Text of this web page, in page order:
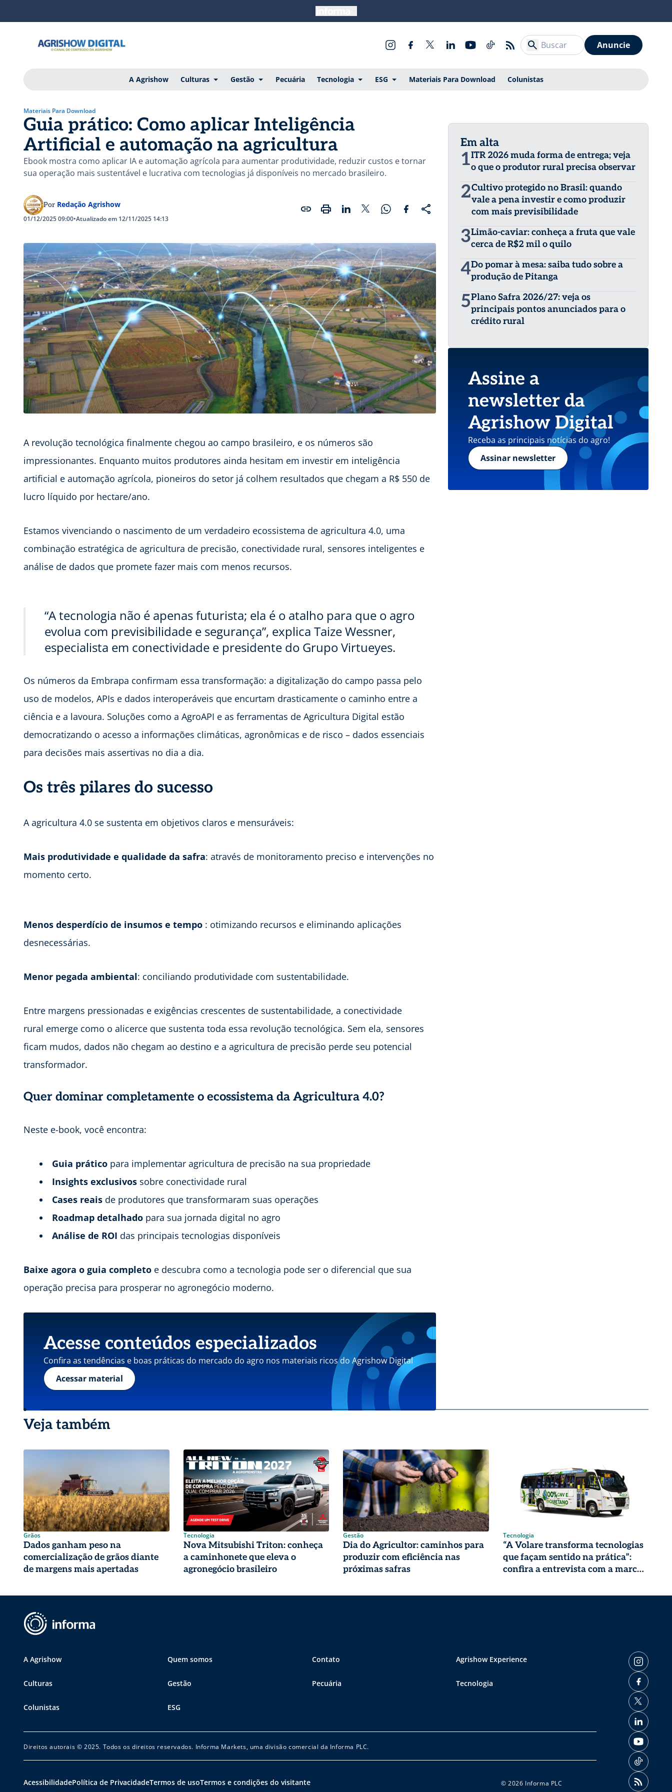
Anuncie
A Agrishow Culturas Gestão Pecuária Tecnologia ESG Materiais Para Download Colunistas
Materiais Para Download
Guia prático: Como aplicar Inteligência
Artificial e automação na agricultura
Ebook mostra como aplicar IA e automação agrícola para aumentar produtividade, reduzir custos e tornar
sua operação mais sustentável e lucrativa com tecnologias já disponíveis no mercado brasileiro.
Por Redação Agrishow
01/12/2025 09:00•Atualizado em 12/11/2025 14:13
A revolução tecnológica finalmente chegou ao campo brasileiro, e os números são
impressionantes. Enquanto muitos produtores ainda hesitam em investir em inteligência
artificial e automação agrícola, pioneiros do setor já colhem resultados que chegam a R$ 550 de
lucro líquido por hectare/ano.
Estamos vivenciando o nascimento de um verdadeiro ecossistema de agricultura 4.0, uma
combinação estratégica de agricultura de precisão, conectividade rural, sensores inteligentes e
análise de dados que promete fazer mais com menos recursos.
“A tecnologia não é apenas futurista; ela é o atalho para que o agro
evolua com previsibilidade e segurança”, explica Taize Wessner,
especialista em conectividade e presidente do Grupo Virtueyes.
Os números da Embrapa confirmam essa transformação: a digitalização do campo passa pelo
uso de modelos, APIs e dados interoperáveis que encurtam drasticamente o caminho entre a
ciência e a lavoura. Soluções como a AgroAPI e as ferramentas de Agricultura Digital estão
democratizando o acesso a informações climáticas, agronômicas e de risco – dados essenciais
para decisões mais assertivas no dia a dia.
Os três pilares do sucesso
A agricultura 4.0 se sustenta em objetivos claros e mensuráveis:
Mais produtividade e qualidade da safra: através de monitoramento preciso e intervenções no
momento certo.
Menos desperdício de insumos e tempo : otimizando recursos e eliminando aplicações
desnecessárias.
Menor pegada ambiental: conciliando produtividade com sustentabilidade.
Entre margens pressionadas e exigências crescentes de sustentabilidade, a conectividade
rural emerge como o alicerce que sustenta toda essa revolução tecnológica. Sem ela, sensores
ficam mudos, dados não chegam ao destino e a agricultura de precisão perde seu potencial
transformador.
Quer dominar completamente o ecossistema da Agricultura 4.0?
Neste e-book, você encontra:
Guia prático para implementar agricultura de precisão na sua propriedade
Insights exclusivos sobre conectividade rural
Cases reais de produtores que transformaram suas operações
Roadmap detalhado para sua jornada digital no agro
Análise de ROI das principais tecnologias disponíveis
Baixe agora o guia completo e descubra como a tecnologia pode ser o diferencial que sua
operação precisa para prosperar no agronegócio moderno.
Acesse conteúdos especializados
Confira as tendências e boas práticas do mercado do agro nos materiais ricos do Agrishow Digital
Acessar material
Em alta
1ITR 2026 muda forma de entrega; veja
o que o produtor rural precisa observar
2Cultivo protegido no Brasil: quando
vale a pena investir e como produzir
com mais previsibilidade
3Limão-caviar: conheça a fruta que vale
cerca de R$2 mil o quilo
4Do pomar à mesa: saiba tudo sobre a
produção de Pitanga
5Plano Safra 2026/27: veja os
principais pontos anunciados para o
crédito rural
Assine a
newsletter da
Agrishow Digital
Receba as principais notícias do agro!
Assinar newsletter
Veja também
Grãos
Dados ganham peso na
comercialização de grãos diante
de margens mais apertadas
Tecnologia
Nova Mitsubishi Triton: conheça
a caminhonete que eleva o
agronegócio brasileiro
Gestão
Dia do Agricultor: caminhos para
produzir com eficiência nas
próximas safras
Tecnologia
“A Volare transforma tecnologias
que façam sentido na prática”:
confira a entrevista com a marca
A Agrishow Quem somos Contato Agrishow Experience
Culturas Gestão Pecuária Tecnologia
Colunistas ESG
Direitos autorais © 2025. Todos os direitos reservados. Informa Markets, uma divisão comercial da Informa PLC.
AcessibilidadePolítica de PrivacidadeTermos de usoTermos e condições do visitante © 2026 Informa PLC